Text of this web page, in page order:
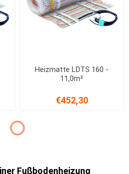
Heizmatte LDTS 160 -
11,0m²
€452,30